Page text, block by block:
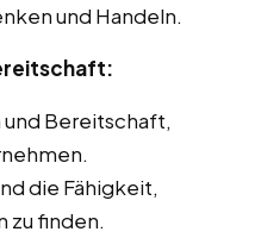
und Handeln.
Bereitschaft,
die Fähigkeit,
zu finden.